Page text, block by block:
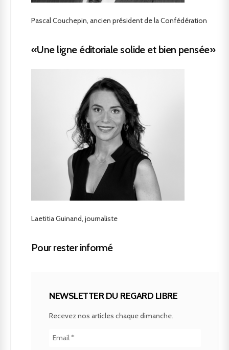
Pascal Couchepin, ancien président de la Confédération
«Une ligne éditoriale solide et bien pensée»
Laetitia Guinand, journaliste
Pour rester informé
NEWSLETTER DU REGARD LIBRE
Recevez nos articles chaque dimanche.